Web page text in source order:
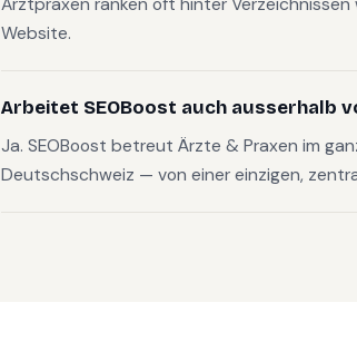
Website.
Arbeitet SEOBoost auch ausserhalb
Ja. SEOBoost betreut Ärzte & Praxen im
Deutschschweiz — von einer einzigen,